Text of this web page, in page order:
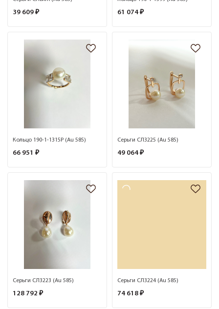
39 609 ₽ 61 074 ₽
Кольцо 190-1-1315Р (Au 585)
66 951 ₽
Серьги СЛ3225 (Au 585)
49 064 ₽
Серьги СЛ3223 (Au 585)
128 792 ₽
Серьги СЛ3224 (Au 585)
74 618 ₽